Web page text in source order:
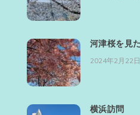
河津桜を見た
2024年2月22日
横浜訪問